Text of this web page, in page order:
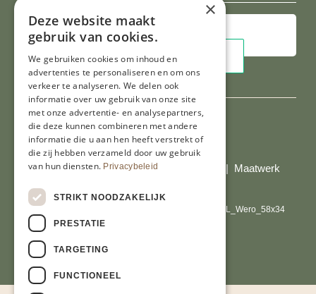
Al onze prijzen zijn incl. BTW
© Copyright 2026 Limburgs Bakwinkeltje | Maatwerk
×
Deze website maakt
gebruik van cookies.
We gebruiken cookies om inhoud en
advertenties te personaliseren en om ons
verkeer te analyseren. We delen ook
informatie over uw gebruik van onze site
met onze advertentie- en analysepartners,
die deze kunnen combineren met andere
informatie die u aan hen heeft verstrekt of
die zij hebben verzameld door uw gebruik
van hun diensten. Privacybeleid
STRIKT NOODZAKELIJK
PRESTATIE
TARGETING
FUNCTIONEEL